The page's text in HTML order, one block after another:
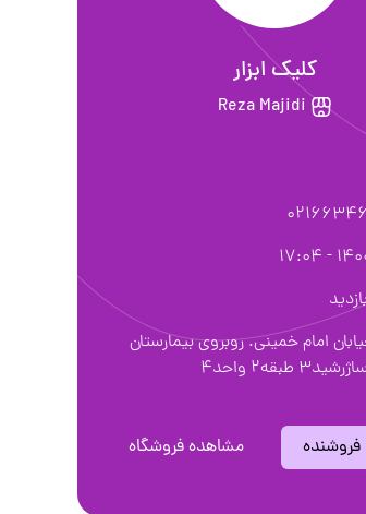
کلیک ابزار
Reza Majidi
امام خمینی. روبروی بیمارستان
طبقه2 واحد4
مشاهده فروشگاه